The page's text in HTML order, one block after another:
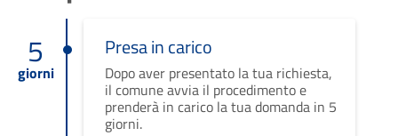
5
giorni
Presa in carico
Dopo aver presentato la tua richiesta,
il comune avvia il procedimento e
prenderà in carico la tua domanda in 5
giorni.